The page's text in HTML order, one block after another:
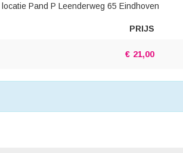
Pand P Leenderweg 65 Eindhoven
PRIJS
€ 21,00